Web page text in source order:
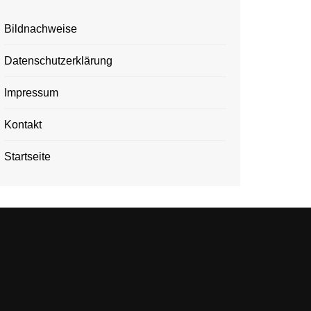
Bildnachweise
Datenschutzerklärung
Impressum
Kontakt
Startseite